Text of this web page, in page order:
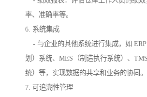
率、准确率等。
6. 系统集成
- 与企业的其他系统进行集成，如
划）系统、MES（制造执行系统）、
统）等，实现数据的共享和业务的协同。
7. 可追溯性管理